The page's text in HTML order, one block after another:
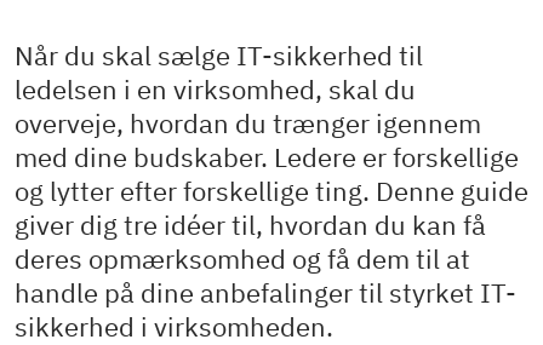
Når du skal sælge IT-sikkerhed til
ledelsen i en virksomhed, skal du
overveje, hvordan du trænger igennem
med dine budskaber. Ledere er forskellige
og lytter efter forskellige ting. Denne guide
giver dig tre idéer til, hvordan du kan få
deres opmærksomhed og få dem til at
handle på dine anbefalinger til styrket IT-
sikkerhed i virksomheden.